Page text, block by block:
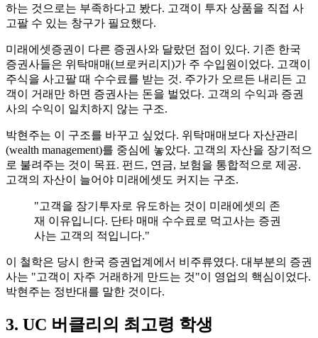
하는 것으로는 부족하다고 봤다. 고객이 투자 상품을 직접 사
고팔 수 있는 창구가 필요했다.
미래에셋증권이 다른 증권사와 달랐던 점이 있다. 기존 한국
증권사들은 위탁매매(브로커리지)가 주 수입원이었다. 고객이
주식을 사고팔 때 수수료를 받는 것. 주가가 오르든 내리든 고
객이 거래만 하면 증권사는 돈을 벌었다. 고객의 수익과 증권
사의 수익이 일치하지 않는 구조.
박현주는 이 구조를 바꾸고 싶었다. 위탁매매보다 자산관리
(wealth management)를 중심에 놓았다. 고객의 자산을 장기적으
로 불려주는 것이 목표. 펀드, 연금, 보험을 통합적으로 제공.
고객의 자산이 늘어야 미래에셋도 커지는 구조.
"고객을 장기투자로 유도하는 것이 미래에셋의 존
재 이유입니다. 단타 매매 수수료로 먹고사는 증권
사는 고객의 적입니다."
이 철학은 당시 한국 증권업계에서 비주류였다. 대부분의 증권
사는 "고객이 자주 거래하게 만드는 것"이 영업의 핵심이었다.
박현주는 정반대를 말한 것이다.
3. UC 버클리의 최고령 학생